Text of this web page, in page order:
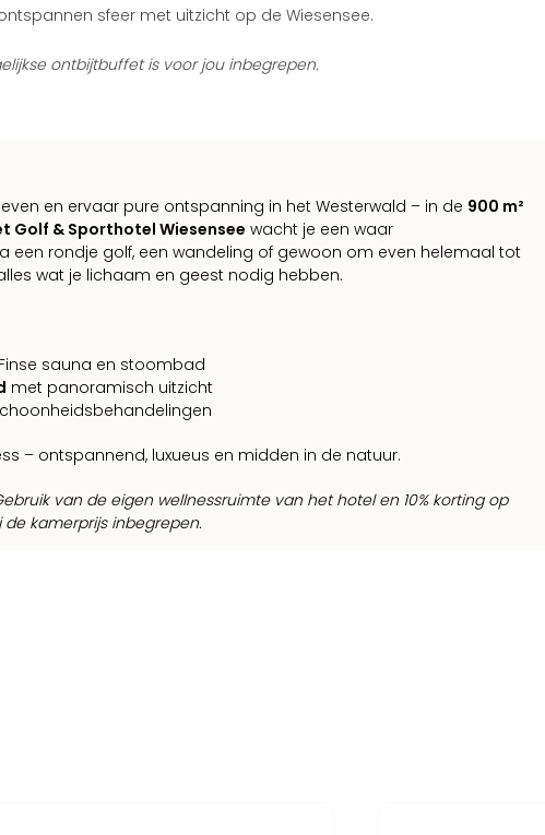
sfeer met uitzicht op de Wiesensee.
ontbijtbuffet is voor jou inbegrepen.
en ervaar pure ontspanning in het Westerwald – in de 900 m²
Golf & Sporthotel Wiesensee wacht je een waar
een rondje golf, een wandeling of gewoon om even helemaal tot
wat je lichaam en geest nodig hebben.
sauna en stoombad
met panoramisch uitzicht
– ontspannend, luxueus en midden in de natuur.
van de eigen wellnessruimte van het hotel en 10% korting op
kamerprijs inbegrepen.